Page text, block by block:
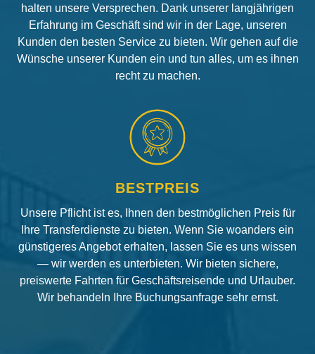
halten unsere Versprechen. Dank unserer langjährigen
Erfahrung im Geschäft sind wir in der Lage, unseren
Kunden den besten Service zu bieten. Wir gehen auf die
Wünsche unserer Kunden ein und tun alles, um es ihnen
recht zu machen.
BESTPREIS
Unsere Pflicht ist es, Ihnen den bestmöglichen Preis für
Ihre Transferdienste zu bieten. Wenn Sie woanders ein
günstigeres Angebot erhalten, lassen Sie es uns wissen
— wir werden es unterbieten. Wir bieten sichere,
preiswerte Fahrten für Geschäftsreisende und Urlauber.
Wir behandeln Ihre Buchungsanfrage sehr ernst.